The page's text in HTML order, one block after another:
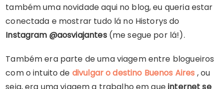
também uma novidade aqui no blog, eu queria estar
conectada e mostrar tudo lá no Historys do
Instagram @aosviajantes (me segue por lá!).
Também era parte de uma viagem entre blogueiros
com o intuito de divulgar o destino Buenos Aires , ou